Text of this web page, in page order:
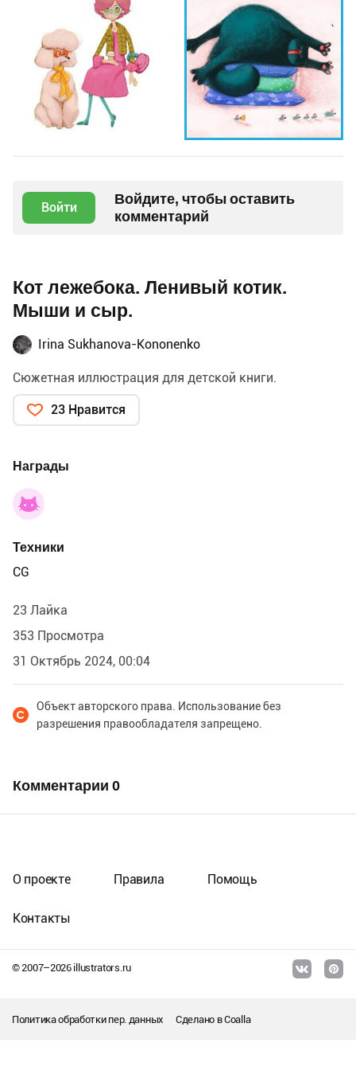
Войти
Войдите, чтобы оставить
комментарий
Кот лежебока. Ленивый котик.
Мыши и сыр.
Irina Sukhanova-Kononenko
Сюжетная иллюстрация для детской книги.
23 Нравится
Награды
Техники
CG
23 Лайка
353 Просмотра
31 Октябрь 2024, 00:04
Объект авторского права. Использование без
разрешения правообладателя запрещено.
Комментарии 0
© 2007–2026illustrators.ru
О проекте Правила Помощь
Контакты
Политика обработки пер. данных Сделано вCoalla